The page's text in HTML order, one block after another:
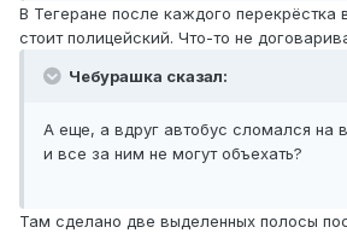
В Тегеране после каждого перекрёстка
стоит полицейский. Что-то не
Чебурашка сказал:
А еще, а вдруг автобус сломался на
и все за ним не могут объехать?
Там сделано две выделенных полосы